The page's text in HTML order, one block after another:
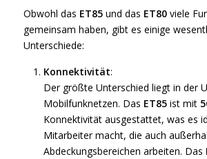
Obwohl das ET85und das ET80viele
gemeinsam haben, gibt es einige
Unterschiede:
Konnektivität:
Der größte Unterschied liegt in der
Mobilfunknetzen. Das ET85ist mit
Konnektivität ausgestattet, was es
Mitarbeiter macht, die auch
Abdeckungsbereichen arbeiten. Das